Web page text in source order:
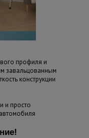
профиля и
завальцованным
конструкции
и просто